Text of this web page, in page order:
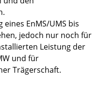
EnMS/UMS bis
jedoch nur noch für
Leistung der
und für
Trägerschaft.